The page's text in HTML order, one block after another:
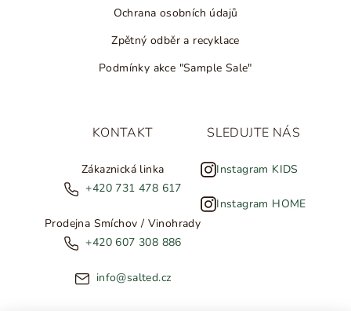
Ochrana osobních údajů
Zpětný odběr a recyklace
Podmínky akce "Sample Sale"
KONTAKT
Zákaznická linka
+420 731 478 617
Prodejna Smíchov / Vinohrady
+420 607 308 886
info@salted.cz
SLEDUJTE NÁS
Instagram KIDS
Instagram HOME